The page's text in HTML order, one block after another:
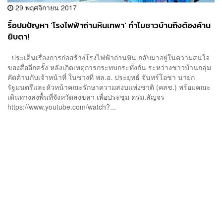
29 พฤศจิกายน 2017
รื้อปมปัญหา ‘โรงไฟฟ้าถ่านหินเทพา’ ทำไมชาวบ้านถึงต้องค้าน
ยิบตา!
ประเด็นเรื่องการก่อสร้างโรงไฟฟ้าถ่านหิน กลับมาอยู่ในความสนใจ
ของสื่ออีกครั้ง หลังเกิดเหตุการกระทบกระทั่งกัน ระหว่างชาวบ้านกลุ่ม
คัดค้านกับเจ้าหน้าที่ ในช่วงที่ พล.อ. ประยุทธ์ จันทร์โอชา นายก
รัฐมนตรีและหัวหน้าคณะรักษาความสงบแห่งชาติ (คสช.) พร้อมคณะ
เดินทางลงพื้นที่จังหวัดสงขลา เพื่อประชุม ครม.สัญจร
https://www.youtube.com/watch?...